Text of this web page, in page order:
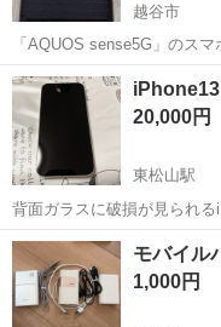
越谷市
「AQUOS sense5G」のスマ
変更により、今後使用する
りします。 使用期間は２年
ん。 あくまで中古品...
埼玉 越谷市 携帯電
20,000円
東松山駅
背面ガラスに破損が見られ
スとしてご活用ください。 - ブランド: Apple - モデル: iPhone 13 - カ
埼玉 東松山市 東松
モバイル
1,000円